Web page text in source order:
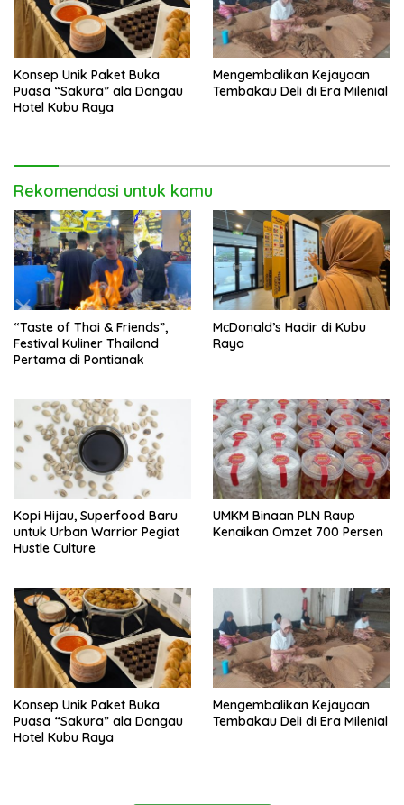
Konsep Unik Paket Buka
Puasa “Sakura” ala Dangau
Hotel Kubu Raya
Mengembalikan Kejayaan
Tembakau Deli di Era Milenial
Rekomendasi untuk kamu
“Taste of Thai & Friends”,
Festival Kuliner Thailand
Pertama di Pontianak
McDonald’s Hadir di Kubu
Raya
Kopi Hijau, Superfood Baru
untuk Urban Warrior Pegiat
Hustle Culture
UMKM Binaan PLN Raup
Kenaikan Omzet 700 Persen
Konsep Unik Paket Buka
Puasa “Sakura” ala Dangau
Hotel Kubu Raya
Mengembalikan Kejayaan
Tembakau Deli di Era Milenial